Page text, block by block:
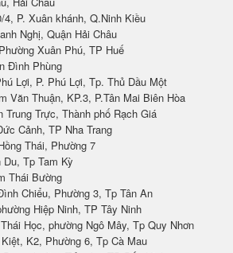
4, P. Xuân khánh, Q.Ninh Kiều
Nghị, Quận Hải Châu
Xuân Phú, TP Huế
Đình Phùng
Lợi, P. Phú Lợi, Tp. Thủ Dầu Một
Văn Thuận, KP.3, P.Tân Mai Biên Hòa
Trung Trực, Thành phố Rạch Giá
Cảnh, TP Nha Trang
Thái, Phường 7
Du, Tp Tam Kỳ
Thái Bường
Chiểu, Phường 3, Tp Tân An
Hiệp Ninh, TP Tây Ninh
Học, phường Ngô Mây, Tp Quy Nhơn
K2, Phường 6, Tp Cà Mau